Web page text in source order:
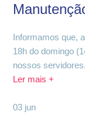
Informamos que,
18h do domingo
nossos
Ler mais +
03 jun